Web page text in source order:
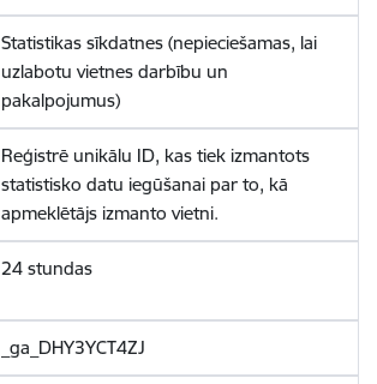
Statistikas sīkdatnes (nepieciešamas, lai
uzlabotu vietnes darbību un
pakalpojumus)
Reģistrē unikālu ID, kas tiek izmantots
statistisko datu iegūšanai par to, kā
apmeklētājs izmanto vietni.
24 stundas
_ga_DHY3YCT4ZJ